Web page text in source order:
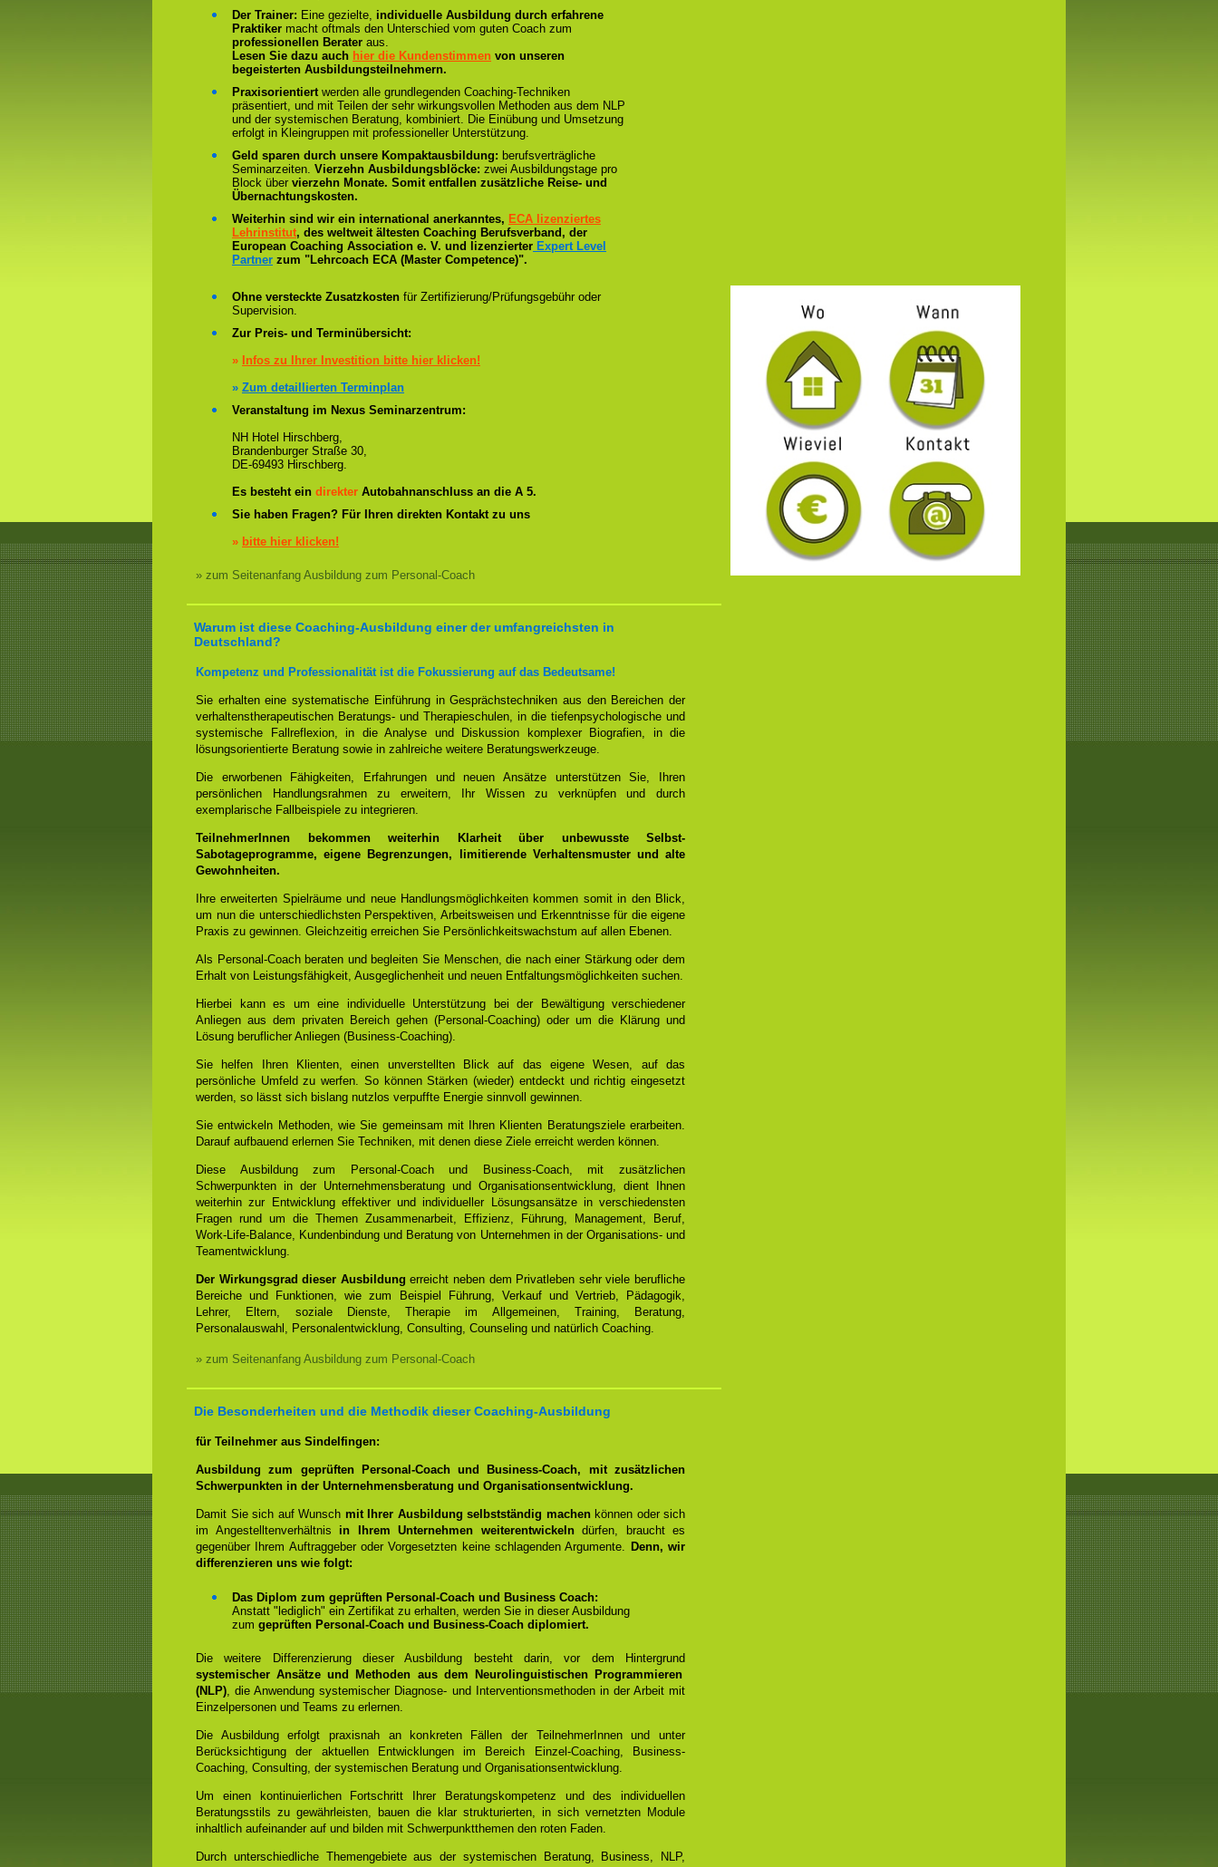
Der Trainer: Eine gezielte, individuelle Ausbildung durch erfahrene
Praktiker macht oftmals den Unterschied vom guten Coach zum
professionellen Berater aus.
Lesen Sie dazu auch hier die Kundenstimmen von unseren
begeisterten Ausbildungsteilnehmern.
Praxisorientiertwerden alle grundlegenden Coaching-Techniken
präsentiert, und mit Teilen der sehr wirkungsvollen Methoden aus dem NLP
und der systemischen Beratung, kombiniert. Die Einübung und Umsetzung
erfolgt in Kleingruppen mit professioneller Unterstützung.
Geld sparen durch unsere Kompaktausbildung: berufsverträgliche
Seminarzeiten. Vierzehn Ausbildungsblöcke: zwei Ausbildungstage pro
Block über vierzehn Monate. Somit entfallen zusätzliche Reise- und
Übernachtungskosten.
Weiterhin sind wir ein international anerkanntes, ECA lizenziertes
Lehrinstitut, des weltweit ältesten Coaching Berufsverband, der
European Coaching Association e. V. und lizenzierter Expert Level
Partner zum "Lehrcoach ECA (Master Competence)".
Ohne versteckte Zusatzkosten für Zertifizierung/Prüfungsgebühr oder
Supervision.
Zur Preis- und Terminübersicht:
» Infos zu Ihrer Investition bitte hier klicken!
» Zum detaillierten Terminplan
Veranstaltung im Nexus Seminarzentrum:
NH Hotel Hirschberg,
Brandenburger Straße 30,
DE-69493 Hirschberg.
Es besteht ein direkter Autobahnanschluss an die A 5.
Sie haben Fragen? Für Ihren direkten Kontakt zu uns
» bitte hier klicken!
» zum Seitenanfang Ausbildung zum Personal-Coach
Warum ist diese Coaching-Ausbildung einer der umfangreichsten in
Deutschland?
Kompetenz und Professionalität ist die Fokussierung auf das Bedeutsame!
Sie erhalten eine systematische Einführung in Gesprächstechniken aus den Bereichen der
verhaltenstherapeutischen Beratungs- und Therapieschulen, in die tiefenpsychologische und
systemische Fallreflexion, in die Analyse und Diskussion komplexer Biografien, in die
lösungsorientierte Beratung sowie in zahlreiche weitere Beratungswerkzeuge.
Die erworbenen Fähigkeiten, Erfahrungen und neuen Ansätze unterstützen Sie, Ihren
persönlichen Handlungsrahmen zu erweitern, Ihr Wissen zu verknüpfen und durch
exemplarische Fallbeispiele zu integrieren.
TeilnehmerInnen bekommen weiterhin Klarheit über unbewusste Selbst-
Sabotageprogramme, eigene Begrenzungen, limitierende Verhaltensmuster und alte
Gewohnheiten.
Ihre erweiterten Spielräume und neue Handlungsmöglichkeiten kommen somit in den Blick,
um nun die unterschiedlichsten Perspektiven, Arbeitsweisen und Erkenntnisse für die eigene
Praxis zu gewinnen. Gleichzeitig erreichen Sie Persönlichkeitswachstum auf allen Ebenen.
Als Personal-Coach beraten und begleiten Sie Menschen, die nach einer Stärkung oder dem
Erhalt von Leistungsfähigkeit, Ausgeglichenheit und neuen Entfaltungsmöglichkeiten suchen.
Hierbei kann es um eine individuelle Unterstützung bei der Bewältigung verschiedener
Anliegen aus dem privaten Bereich gehen (Personal-Coaching) oder um die Klärung und
Lösung beruflicher Anliegen (Business-Coaching).
Sie helfen Ihren Klienten, einen unverstellten Blick auf das eigene Wesen, auf das
persönliche Umfeld zu werfen. So können Stärken (wieder) entdeckt und richtig eingesetzt
werden, so lässt sich bislang nutzlos verpuffte Energie sinnvoll gewinnen.
Sie entwickeln Methoden, wie Sie gemeinsam mit Ihren Klienten Beratungsziele erarbeiten.
Darauf aufbauend erlernen Sie Techniken, mit denen diese Ziele erreicht werden können.
Diese Ausbildung zum Personal-Coach und Business-Coach, mit zusätzlichen
Schwerpunkten in der Unternehmensberatung und Organisationsentwicklung, dient Ihnen
weiterhin zur Entwicklung effektiver und individueller Lösungsansätze in verschiedensten
Fragen rund um die Themen Zusammenarbeit, Effizienz, Führung, Management, Beruf,
Work-Life-Balance, Kundenbindung und Beratung von Unternehmen in der Organisations- und
Teamentwicklung.
Der Wirkungsgrad dieser Ausbildung erreicht neben dem Privatleben sehr viele berufliche
Bereiche und Funktionen, wie zum Beispiel Führung, Verkauf und Vertrieb, Pädagogik,
Lehrer, Eltern, soziale Dienste, Therapie im Allgemeinen, Training, Beratung,
Personalauswahl, Personalentwicklung, Consulting, Counseling und natürlich Coaching.
» zum Seitenanfang Ausbildung zum Personal-Coach
Die Besonderheiten und die Methodik dieser Coaching-Ausbildung
für Teilnehmer aus Sindelfingen:
Ausbildung zum geprüften Personal-Coach und Business-Coach, mit zusätzlichen
Schwerpunkten in der Unternehmensberatung und Organisationsentwicklung.
Damit Sie sich auf Wunsch mit Ihrer Ausbildung selbstständig machenkönnen oder sich
im Angestelltenverhältnis in Ihrem Unternehmen weiterentwickelndürfen, braucht es
gegenüber Ihrem Auftraggeber oder Vorgesetzten keine schlagenden Argumente. Denn, wir
differenzieren uns wie folgt:
Das Diplom zum geprüften Personal-Coach und Business Coach:
Anstatt "lediglich" ein Zertifikat zu erhalten, werden Sie in dieser Ausbildung
zum geprüften Personal-Coach und Business-Coach diplomiert.
Die weitere Differenzierung dieser Ausbildung besteht darin, vor dem Hintergrund
systemischer Ansätze und Methoden aus dem Neurolinguistischen Programmieren
(NLP), die Anwendung systemischer Diagnose- und Interventionsmethoden in der Arbeit mit
Einzelpersonen und Teams zu erlernen.
Die Ausbildung erfolgt praxisnah an konkreten Fällen der TeilnehmerInnen und unter
Berücksichtigung der aktuellen Entwicklungen im Bereich Einzel-Coaching, Business-
Coaching, Consulting, der systemischen Beratung und Organisationsentwicklung.
Um einen kontinuierlichen Fortschritt Ihrer Beratungskompetenz und des individuellen
Beratungsstils zu gewährleisten, bauen die klar strukturierten, in sich vernetzten Module
inhaltlich aufeinander auf und bilden mit Schwerpunktthemen den roten Faden.
Durch unterschiedliche Themengebiete aus der systemischen Beratung, Business, NLP,